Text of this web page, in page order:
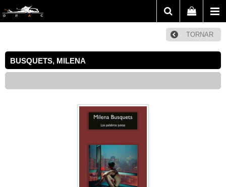
TORNAR
BUSQUETS, MILENA